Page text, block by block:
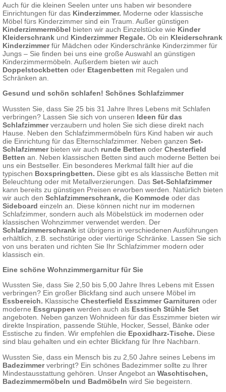
Auch für die kleinen Seelen unter uns haben wir besondere
Einrichtungen für das Kinderzimmer. Moderne oder klassische
Möbel fürs Kinderzimmer sind ein Traum. Außer günstigen
Kinderzimmermöbel bieten wir auch Einzelstücke wie Kinder
Kleiderschrank und Kinderzimmer Regale. Ob ein Kleiderschrank
Kinderzimmerfür Mädchen oder Kinderschränke Kinderzimmer für
Jungs – Sie finden bei uns eine große Auswahl an günstigen
Kinderzimmermöbeln. Außerdem bieten wir auch
Doppelstockbetten oder Etagenbetten mit Regalen und
Schränken an.
Gesund und schön schlafen! Schönes Schlafzimmer
Wussten Sie, dass Sie 25 bis 31 Jahre Ihres Lebens mit Schlafen
verbringen? Lassen Sie sich von unseren Ideen für das
Schlafzimmerverzaubern und holen Sie sich diese direkt nach
Hause. Neben den Schlafzimmermöbeln fürs Kind haben wir auch
die Einrichtung für das Elternschlafzimmer. Neben ganzen Set-
Schlafzimmerbieten wir auch runde Betten oder Chesterfield
Betten an. Neben klassischen Betten sind auch moderne Betten bei
uns ein Bestseller. Ein besonderes Merkmal fällt hier auf die
typischen Boxspringbetten. Diese gibt es als klassische Betten mit
Beleuchtung oder mit Metallverzierungen. Das Set-Schlafzimmer
kann bereits zu günstigen Preisen erworben werden. Natürlich bieten
wir auch den Schlafzimmerschrank, die Kommode oder das
Sideboard einzeln an. Diese können nicht nur im modernen
Schlafzimmer, sondern auch als Möbelstück im modernen oder
klassischen Wohnzimmer verwendet werden. Der
Schlafzimmerschrank ist übrigens in verschiedenen Ausführungen
erhältlich, z.B. sechstürige oder viertürige Schränke. Lassen Sie sich
von uns beraten und richten Sie Ihr Schlafzimmer modern oder
klassisch ein.
Eine schöne Wohnzimmergarnitur für Sie
Wussten Sie, dass Sie 2,50 bis 5,00 Jahre Ihres Lebens mit Essen
verbringen? Ein großer Blickfang sind auch unsere Möbel im
Essbereich. Klassische Chesterfield Esszimmer Garnituren oder
moderne Essgruppen werden auch als Esstisch Stühle Set
angeboten. Neben ganzen Wohnideen für das Esszimmer bieten wir
direkte Inspiration, passende Stühle, Hocker, Sessel, Bänke oder
Esstische zu finden. Wir empfehlen die Epoxidharz-Tische. Diese
sind blau gehalten und ein echter Blickfang für Ihre Nachbarn.
Wussten Sie, dass ein Mensch bis zu 2,50 Jahre seines Lebens im
Badezimmerverbringt? Ein schönes Badezimmer sollte zu Ihrer
Mindestausstattung gehören. Unser Angebot an Waschtischen,
Badezimmermöbeln und Badmöbeln wird Sie begeistern.